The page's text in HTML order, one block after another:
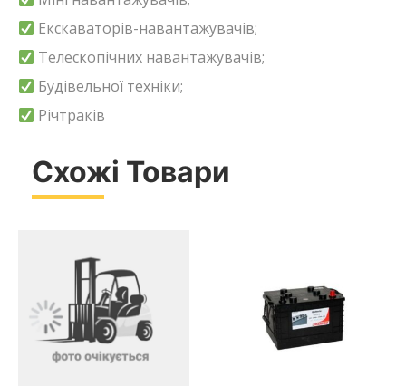
Екскаваторів-навантажувачів;
Телескопічних навантажувачів;
Будівельної техніки;
Річтраків
Схожі Товари